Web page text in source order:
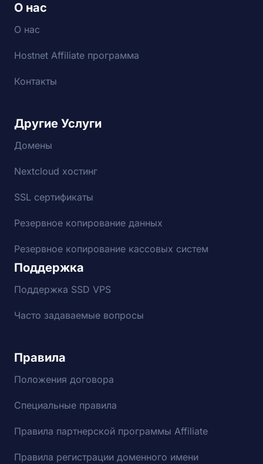
О нас
О нас
Hostnet Affiliate программа
Контакты
Другие Услуги
Домены
Nextcloud хостинг
SSL сертификаты
Резервное копирование данных
Резервное копирование кассовых систем
Поддержка
Поддержка SSD VPS
Часто задаваемые вопросы
Правила
Положения договора
Специальные правила
Правила партнерской программы Affiliate
Правила регистрации доменного имени